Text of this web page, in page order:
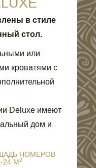
в стиле
стол.
или
кроватями с
Deluxe имеют
дом и
НОМЕРОВ
M2